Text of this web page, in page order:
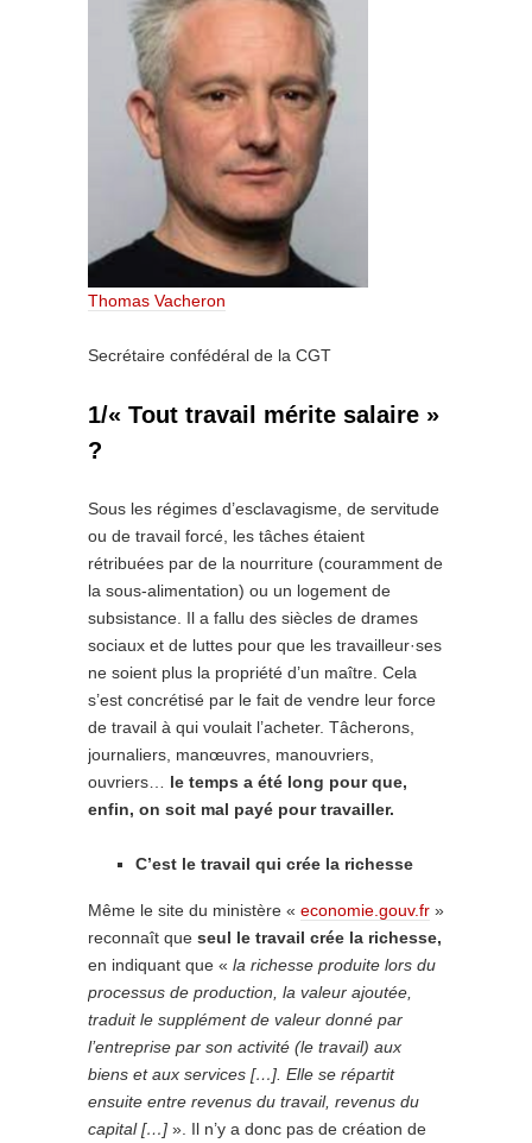
Thomas Vacheron
Secrétaire confédéral de la CGT
1/« Tout travail mérite salaire »
?
Sous les régimes d’esclavagisme, de servitude
ou de travail forcé, les tâches étaient
rétribuées par de la nourriture (couramment de
la sous-alimentation) ou un logement de
subsistance. Il a fallu des siècles de drames
sociaux et de luttes pour que les travailleur·ses
ne soient plus la propriété d’un maître. Cela
s’est concrétisé par le fait de vendre leur force
de travail à qui voulait l’acheter. Tâcherons,
journaliers, manœuvres, manouvriers,
ouvriers… le temps a été long pour que,
enfin, on soit mal payé pour travailler.
C’est le travail qui crée la richesse
Même le site du ministère « economie.gouv.fr »
reconnaît que seul le travail crée la richesse,
en indiquant que « la richesse produite lors du
processus de production, la valeur ajoutée,
traduit le supplément de valeur donné par
l’entreprise par son activité (le travail) aux
biens et aux services […]. Elle se répartit
ensuite entre revenus du travail, revenus du
capital […] ». Il n’y a donc pas de création de